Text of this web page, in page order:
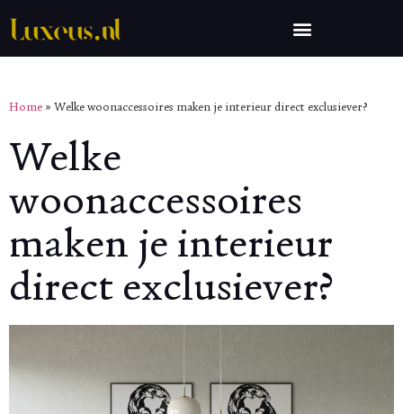
Home » Welke woonaccessoires maken je interieur direct exclusiever?
Welke
woonaccessoires
maken je interieur
direct exclusiever?